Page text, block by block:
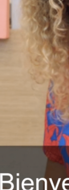
Nom de
Prénom *
Adresse E-
Numéro de